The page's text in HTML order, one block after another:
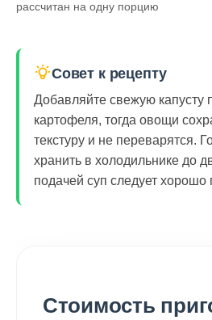
рассчитан на одну порцию
Совет к рецепту
Добавляйте свежую капусту
картофеля, тогда овощи
текстуру и не переварятся.
хранить в холодильнике до
подачей суп следует хорошо
Стоимость